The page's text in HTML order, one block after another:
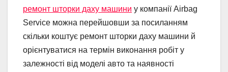
ремонт шторки даху машини у компанії Airbag
Service можна перейшовши за посиланням
скільки коштує ремонт шторки даху машини й
орієнтуватися на термін виконання робіт у
залежності від моделі авто та наявності